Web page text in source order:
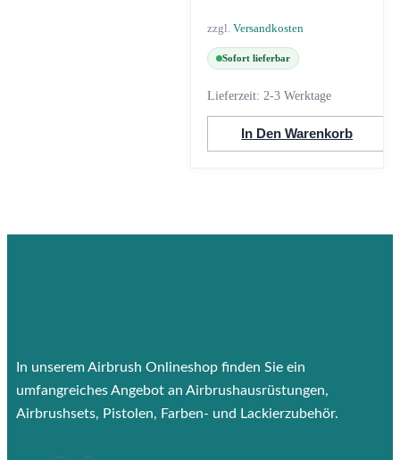
zzgl.Versandkosten
Sofort lieferbar
Lieferzeit:2-3 Werktage
In Den Warenkorb
In unserem Airbrush Onlineshop finden Sie ein
umfangreiches Angebot an Airbrushausrüstungen,
Airbrushsets, Pistolen, Farben- und Lackierzubehör.